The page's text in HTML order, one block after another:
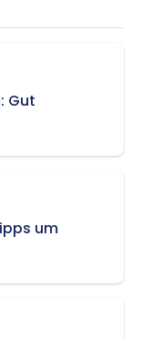
Gut
um